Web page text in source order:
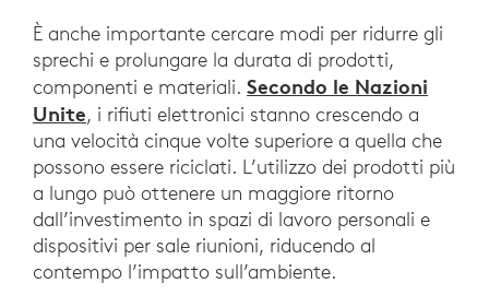
È anche importante cercare modi per ridurre gli
sprechi e prolungare la durata di prodotti,
componenti e materiali. Secondo le Nazioni
Unite, i rifiuti elettronici stanno crescendo a
una velocità cinque volte superiore a quella che
possono essere riciclati. L’utilizzo dei prodotti più
a lungo può ottenere un maggiore ritorno
dall’investimento in spazi di lavoro personali e
dispositivi per sale riunioni, riducendo al
contempo l’impatto sull’ambiente.